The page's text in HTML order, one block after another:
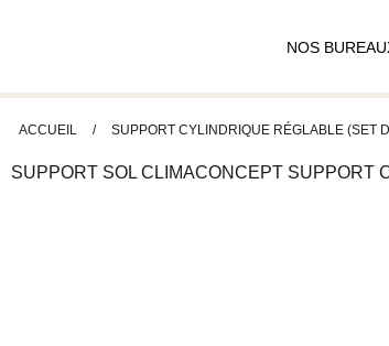
NOS
ACCUEIL / SUPPORT CYLINDRIQUE RÉGLABLE (SET
SUPPORT SOL CLIMACONCEPT SUPPORT